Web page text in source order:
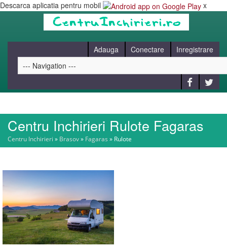
Descarca aplicatia pentru mobil x
Adauga Conectare Inregistrare
HOME
BLOG
CONTACT
Centru Inchirieri Rulote Fagaras
Centru Inchirieri » Brasov» Fagaras » Rulote